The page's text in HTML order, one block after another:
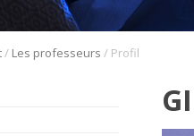
/ Les professeurs / Profil